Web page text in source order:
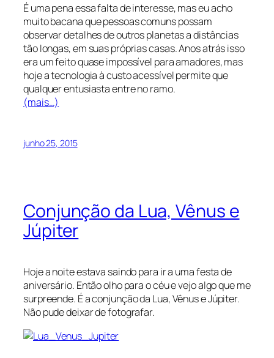
É uma pena essa falta de interesse, mas eu acho
muito bacana que pessoas comuns possam
observar detalhes de outros planetas a distâncias
tão longas, em suas próprias casas. Anos atrás isso
era um feito quase impossível para amadores, mas
hoje a tecnologia à custo acessível permite que
qualquer entusiasta entre no ramo.
(mais…)
junho 25, 2015
Conjunção da Lua, Vênus e
Júpiter
Hoje a noite estava saindo para ir a uma festa de
aniversário. Então olho para o céu e vejo algo que me
surpreende. É a conjunção da Lua, Vênus e Júpiter.
Não pude deixar de fotografar.